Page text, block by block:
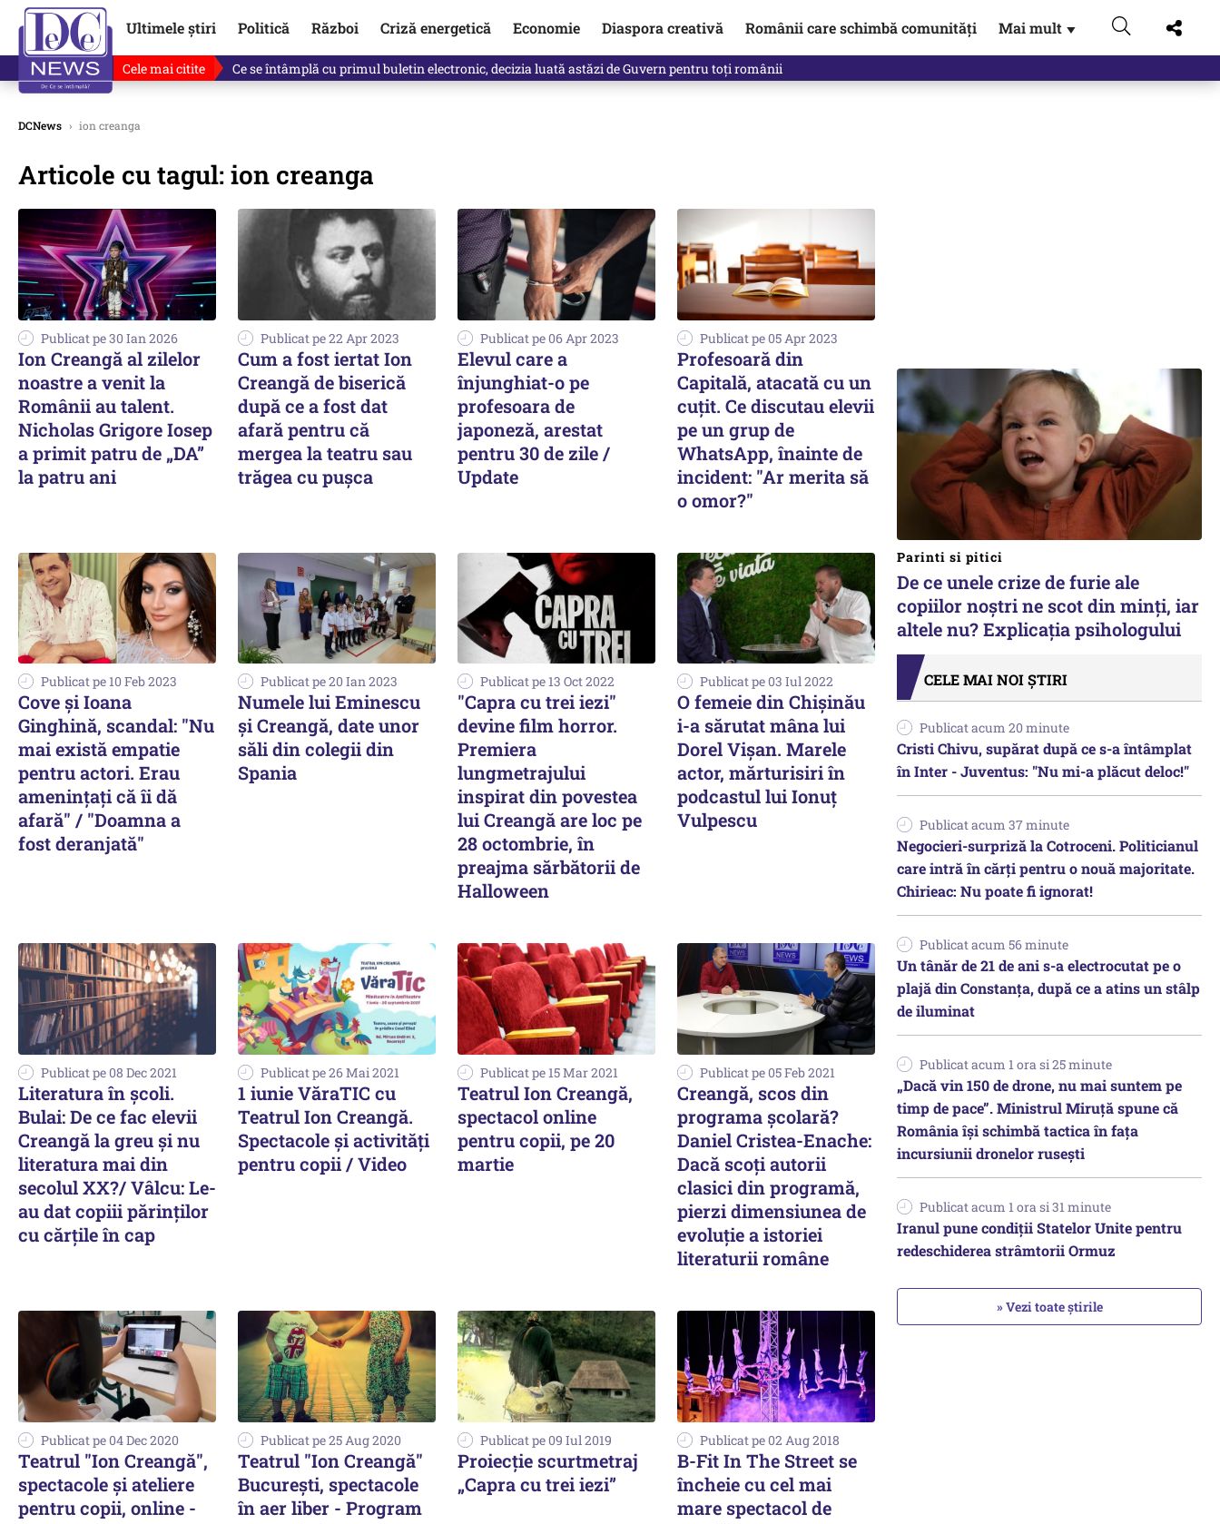
Ultimele știri Politică Război Criză energetică Economie Diaspora creativă Românii care schimbă comunități Mai mult ▼
Cele mai citite Ce se întâmplă cu primul buletin electronic, decizia luată astăzi de Guvern pentru toți românii
DCNews › ion creanga
Articole cu tagul: ion creanga
Publicat pe 30 Ian 2026
Ion Creangă al zilelor
noastre a venit la
Românii au talent.
Nicholas Grigore Iosep
a primit patru de „DA”
la patru ani
Publicat pe 22 Apr 2023
Cum a fost iertat Ion
Creangă de biserică
după ce a fost dat
afară pentru că
mergea la teatru sau
trăgea cu pușca
Publicat pe 06 Apr 2023
Elevul care a
înjunghiat-o pe
profesoara de
japoneză, arestat
pentru 30 de zile /
Update
Publicat pe 05 Apr 2023
Profesoară din
Capitală, atacată cu un
cuțit. Ce discutau elevii
pe un grup de
WhatsApp, înainte de
incident: "Ar merita să
o omor?"
Publicat pe 10 Feb 2023
Cove și Ioana
Ginghină, scandal: "Nu
mai există empatie
pentru actori. Erau
amenințați că îi dă
afară" / "Doamna a
fost deranjată"
Publicat pe 20 Ian 2023
Numele lui Eminescu
și Creangă, date unor
săli din colegii din
Spania
Publicat pe 13 Oct 2022
"Capra cu trei iezi"
devine film horror.
Premiera
lungmetrajului
inspirat din povestea
lui Creangă are loc pe
28 octombrie, în
preajma sărbătorii de
Halloween
Publicat pe 03 Iul 2022
O femeie din Chișinău
i-a sărutat mâna lui
Dorel Vișan. Marele
actor, mărturisiri în
podcastul lui Ionuț
Vulpescu
Publicat pe 08 Dec 2021
Literatura în şcoli.
Bulai: De ce fac elevii
Creangă la greu şi nu
literatura mai din
secolul XX?/ Vâlcu: Le-
au dat copiii părinţilor
cu cărţile în cap
Publicat pe 26 Mai 2021
1 iunie VăraTIC cu
Teatrul Ion Creangă.
Spectacole și activități
pentru copii / Video
Publicat pe 15 Mar 2021
Teatrul Ion Creangă,
spectacol online
pentru copii, pe 20
martie
Publicat pe 05 Feb 2021
Creangă, scos din
programa şcolară?
Daniel Cristea-Enache:
Dacă scoţi autorii
clasici din programă,
pierzi dimensiunea de
evoluţie a istoriei
literaturii române
Publicat pe 04 Dec 2020
Teatrul "Ion Creangă",
spectacole şi ateliere
pentru copii, online -
Publicat pe 25 Aug 2020
Teatrul "Ion Creangă"
Bucureşti, spectacole
în aer liber - Program
Publicat pe 09 Iul 2019
Proiecție scurtmetraj
„Capra cu trei iezi”
Publicat pe 02 Aug 2018
B-Fit In The Street se
încheie cu cel mai
mare spectacol de
Parinti si pitici
De ce unele crize de furie ale
copiilor noștri ne scot din minți, iar
altele nu? Explicația psihologului
CELE MAI NOI ȘTIRI
Publicat acum 20 minute
Cristi Chivu, supărat după ce s-a întâmplat
în Inter - Juventus: "Nu mi-a plăcut deloc!"
Publicat acum 37 minute
Negocieri-surpriză la Cotroceni. Politicianul
care intră în cărți pentru o nouă majoritate.
Chirieac: Nu poate fi ignorat!
Publicat acum 56 minute
Un tânăr de 21 de ani s-a electrocutat pe o
plajă din Constanța, după ce a atins un stâlp
de iluminat
Publicat acum 1 ora si 25 minute
„Dacă vin 150 de drone, nu mai suntem pe
timp de pace”. Ministrul Miruţă spune că
România își schimbă tactica în fața
incursiunii dronelor rusești
Publicat acum 1 ora si 31 minute
Iranul pune condiții Statelor Unite pentru
redeschiderea strâmtorii Ormuz
» Vezi toate știrile